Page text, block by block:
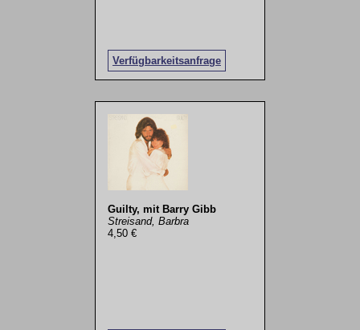
Verfügbarkeitsanfrage
Guilty, mit Barry Gibb
Streisand, Barbra
4,50 €